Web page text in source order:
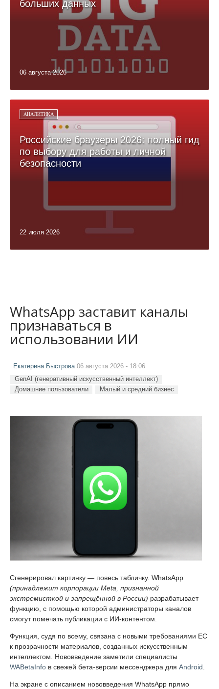
больших данных
06 августа 2026
АНАЛИТИКА
Российские браузеры 2026: полный гид
по выбору для работы и личной
безопасности
22 июля 2026
WhatsApp заставит каналы
признаваться в
использовании ИИ
Екатерина Быстрова06 августа 2026 - 18:06
GenAI (генеративный искусственный интеллект)
Домашние пользователи
Малый и средний бизнес
Сгенерировал картинку — повесь табличку. WhatsApp
(принадлежит корпорации Meta, признанной
экстремисткой и запрещённой в России) разрабатывает
функцию, с помощью которой администраторы каналов
смогут помечать публикации с ИИ-контентом.
Функция, судя по всему, связана с новыми требованиями ЕС
к прозрачности материалов, созданных искусственным
интеллектом. Нововведение заметили специалисты
WABetaInfo в свежей бета-версии мессенджера для Android
На экране с описанием нововведения WhatsApp прямо